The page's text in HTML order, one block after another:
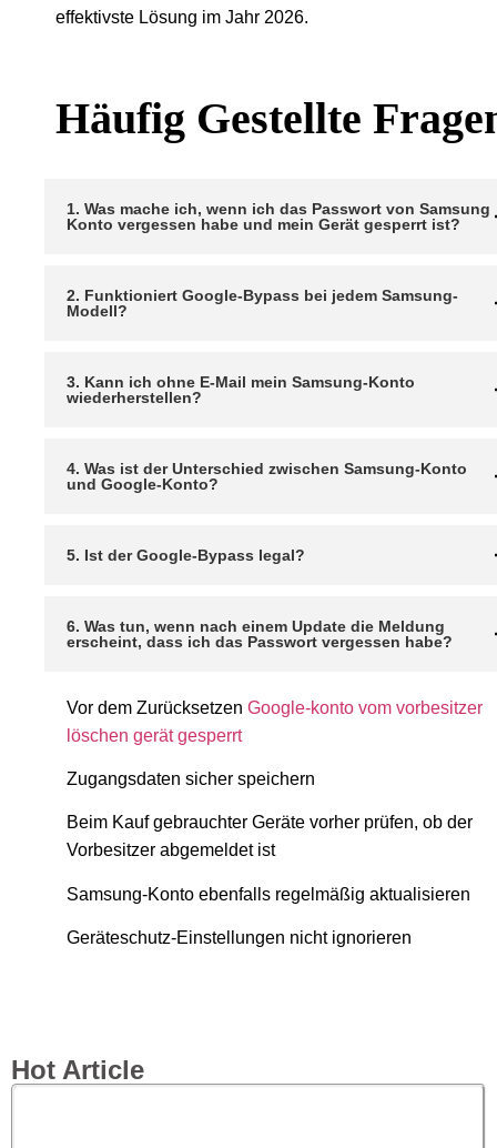
effektivste Lösung im Jahr 2026.
Häufig Gestellte
1. Was mache ich, wenn ich das Passwort von Samsung
Konto vergessen habe und mein Gerät gesperrt ist?
2. Funktioniert Google-Bypass bei jedem Samsung-
Modell?
3. Kann ich ohne E-Mail mein Samsung-Konto
wiederherstellen?
4. Was ist der Unterschied zwischen Samsung-Konto
und Google-Konto?
5. Ist der Google-Bypass legal?
6. Was tun, wenn nach einem Update die Meldung
erscheint, dass ich das Passwort vergessen habe?
Vor dem Zurücksetzen Google-konto vom vorbesitzer
löschen gerät gesperrt
Zugangsdaten sicher speichern
Beim Kauf gebrauchter Geräte vorher prüfen, ob der
Vorbesitzer abgemeldet ist
Samsung-Konto ebenfalls regelmäßig aktualisieren
Geräteschutz-Einstellungen nicht ignorieren
Hot Article